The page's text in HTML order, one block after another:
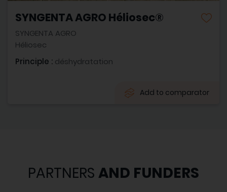
SYNGENTA AGRO Héliosec®
SYNGENTA AGRO
Héliosec
Principle : déshydratation
Add to comparator
PARTNERS AND FUNDERS